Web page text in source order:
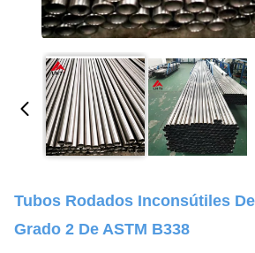
Tubos Rodados Inconsútiles
Grado 2 De ASTM B338